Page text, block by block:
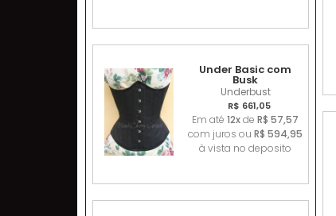
Under Basic com
Busk
Underbust
R$ 661,05
Em até12xdeR$ 57,57
com juros ouR$ 594,95
à vista no deposito